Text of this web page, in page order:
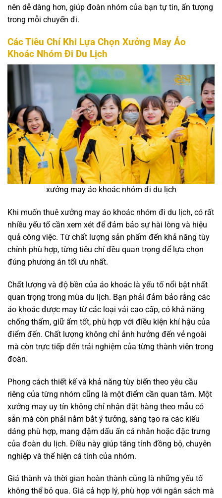
nên dễ dàng hơn, giúp đoàn nhóm của bạn tự tin, ấn tượng
trong mỗi chuyến đi.
Các Tiêu Chí Khi Lựa Chọn Xưởng May Áo
Khoác Nhóm Đi Du Lịch
xưởng may áo khoác nhóm đi du lịch
Khi muốn thuê xưởng may áo khoác nhóm đi du lịch, có rất
nhiều yếu tố cần xem xét để đảm bảo sự hài lòng và hiệu
quả công việc. Từ chất lượng sản phẩm đến khả năng tùy
chỉnh phù hợp, từng tiêu chí đều quan trọng để lựa chọn
đúng phương án tối ưu nhất.
Chất lượng và độ bền của áo khoác là yếu tố nổi bật nhất
quan trọng trong mùa du lịch. Bạn phải đảm bảo rằng các
áo khoác được may từ các loại vải cao cấp, có khả năng
chống thấm, giữ ấm tốt, phù hợp với điều kiện khí hậu của
điểm đến. Chất lượng không chỉ ảnh hưởng đến vẻ ngoài
mà còn trực tiếp đến trải nghiệm của từng thành viên trong
đoàn.
Phong cách thiết kế và khả năng tùy biến theo yêu cầu
riêng của từng nhóm cũng là một điểm cần quan tâm. Một
xưởng may uy tín không chỉ nhận đặt hàng theo mẫu có
sẵn mà còn phải nắm bắt ý tưởng, sáng tạo ra các kiểu
dáng phù hợp, mang đậm dấu ấn cá nhân hoặc đặc trưng
của đoàn du lịch. Điều này giúp tăng tính đồng bộ, chuyên
nghiệp và thể hiện cá tính của nhóm.
Giá thành và thời gian hoàn thành cũng là những yếu tố
không thể bỏ qua. Giá cả hợp lý, phù hợp với ngân sách mà